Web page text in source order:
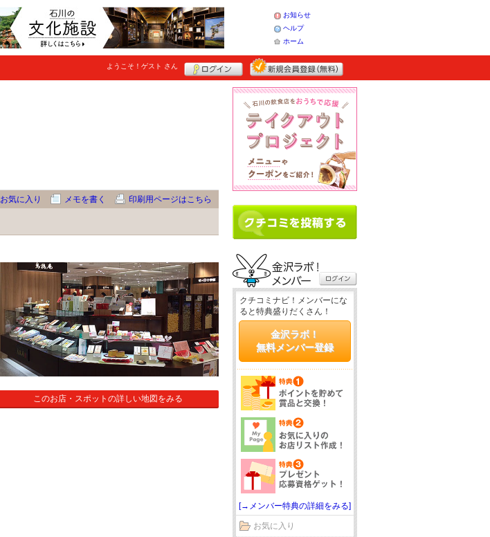
お知らせ
ヘルプ
ホーム
ようこそ！ ゲスト さん
お気に入り メモを書く 印刷用ページはこちら
このお店・スポットの詳しい地図をみる
クチコミナビ！メンバーにな
ると特典盛りだくさん！
金沢ラボ！
無料メンバー登録
[→メンバー特典の詳細をみる]
お気に入り